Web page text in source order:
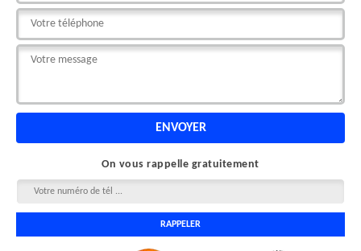
On vous rappelle gratuitement